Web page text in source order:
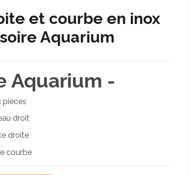
et courbe en inox
Aquarium
Aquarium -
pièces
droit
droite
courbe